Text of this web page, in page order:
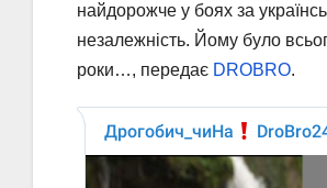
найдорожче у боях за
незалежність. Йому було
роки…, передає DROBRO.